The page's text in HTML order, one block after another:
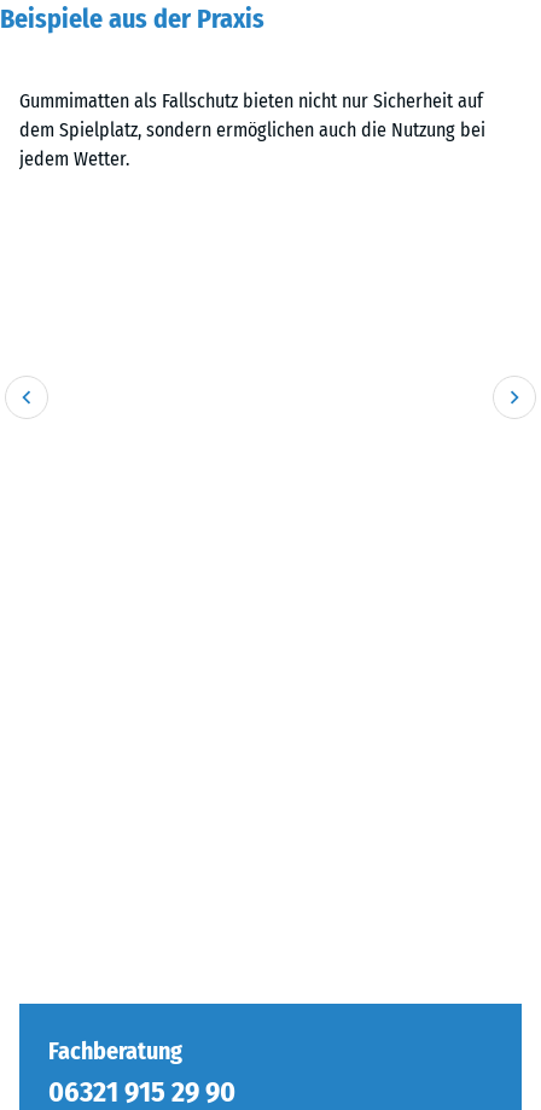
Beispiele aus der Praxis
Gummimatten als Fallschutz bieten nicht nur Sicherheit auf
dem Spielplatz, sondern ermöglichen auch die Nutzung bei
jedem Wetter.
Fachberatung
06321 915 29 90